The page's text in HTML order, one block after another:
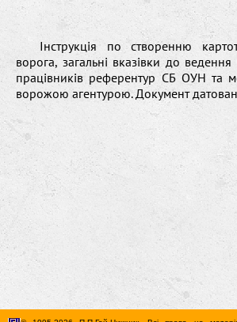
Інструкція по створенню
ворога, загальні вказівки до
працівників референтур СБ ОУН та
ворожою агентурою. Документ